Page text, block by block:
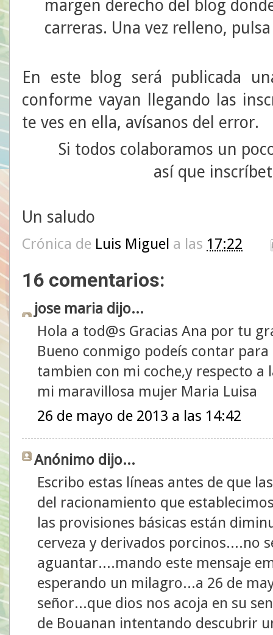
margen derecho del blog
carreras. Una vez relleno,
En este blog será publicada
conforme vayan llegando las
te ves en ella, avísanos del error.
Si todos colaboramos un
así que
Un saludo
Crónica de Luis Miguel a las 17:22
16 comentarios:
jose maria dijo...
Hola a tod@s Gracias Ana por tu
Bueno conmigo podeís contar
tambien con mi coche,y respecto
mi maravillosa mujer Maria Luisa
26 de mayo de 2013 a las 14:42
Anónimo dijo...
Escribo estas líneas antes de que
del racionamiento que
las provisiones básicas están
cerveza y derivados porcinos....no
aguantar....mando este mensaje
esperando un milagro...a 26 de
señor...que dios nos acoja en su
de Bouanan intentando descubrir